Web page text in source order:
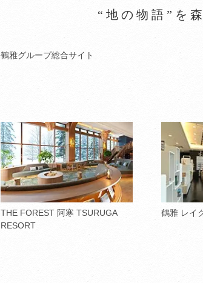
“地の物語”を
鶴雅グループ総合サイト
THE FOREST 阿寒 TSURUGA
RESORT
鶴雅 レイ